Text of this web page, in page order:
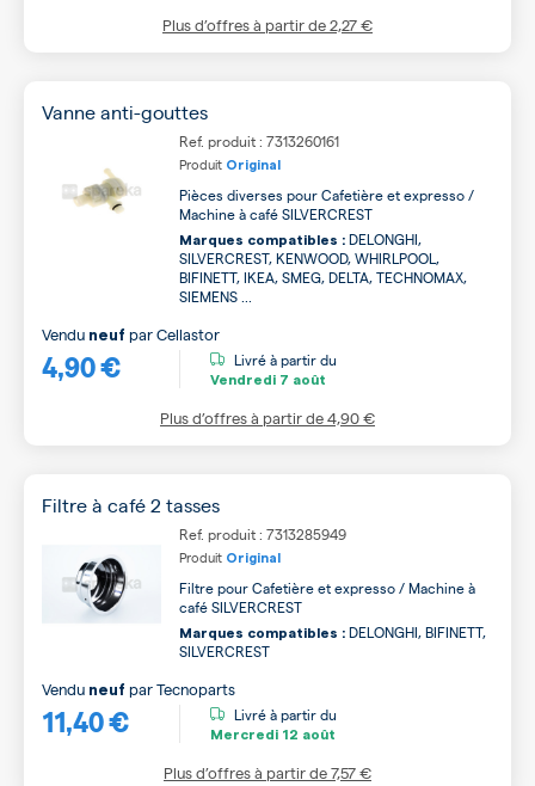
Plus d’offres à partir de2,27 €
Vanne anti-gouttes
Ref. produit : 7313260161
Produit Original
Pièces diverses pour Cafetière et expresso /
Machine à café SILVERCREST
Marques compatibles : DELONGHI,
SILVERCREST, KENWOOD, WHIRLPOOL,
BIFINETT, IKEA, SMEG, DELTA, TECHNOMAX,
SIEMENS ...
4,90 €
Vendu neuf parCellastor
Livré à partir du
Vendredi 7 août
Plus d’offres à partir de4,90 €
Filtre à café 2 tasses
Ref. produit : 7313285949
Produit Original
Filtre pour Cafetière et expresso / Machine à
café SILVERCREST
Marques compatibles : DELONGHI, BIFINETT,
SILVERCREST
11,40 €
Vendu neuf parTecnoparts
Livré à partir du
Mercredi 12 août
Plus d’offres à partir de7,57 €